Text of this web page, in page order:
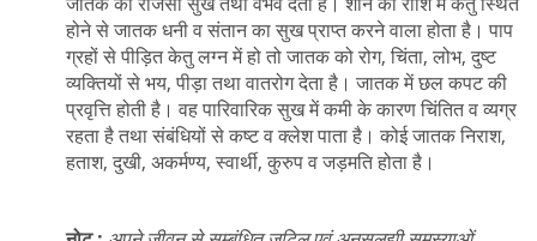
होने से जातक धनी व संतान का सुख प्राप्त करने वाला होता है। पाप
ग्रहों से पीड़ित केतु लग्न में हो तो जातक को रोग, चिंता, लोभ, दुष्ट
व्यक्तियों से भय, पीड़ा तथा वातरोग देता है। जातक में छल कपट की
प्रवृत्ति होती है। वह पारिवारिक सुख में कमी के कारण चिंतित व व्यग्र
रहता है तथा संबंधियों से कष्ट व क्लेश पाता है। कोई जातक निराश,
हताश, दुखी, अकर्मण्य, स्वार्थी, कुरुप व जड़मति होता है।